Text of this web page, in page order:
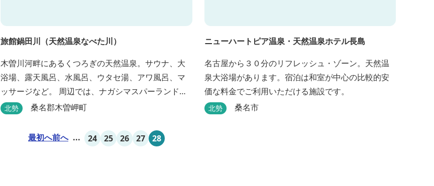
旅館鍋田川（天然温泉なべた川）
木曽川河畔にあるくつろぎの天然温泉。サウナ、大
浴場、露天風呂、水風呂、ウタセ湯、アワ風呂、マ
ッサージなど。 周辺では、ナガシマスパーランド、
国営木曽三川公園が楽しめます。（車で２０分）
北勢 桑名郡木曽岬町
ニューハートピア温泉・天然温泉ホテル長島
名古屋から３０分のリフレッシュ・ゾーン。天然温
泉大浴場があります。宿泊は和室が中心の比較的安
価な料金でご利用いただける施設です。
北勢 桑名市
最初へ前へ ... 24 25 26 27 28